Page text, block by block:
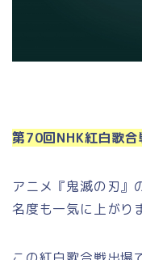
第70回NHK紅白歌合
アニメ『鬼滅の刃』
名度も一気に上がり